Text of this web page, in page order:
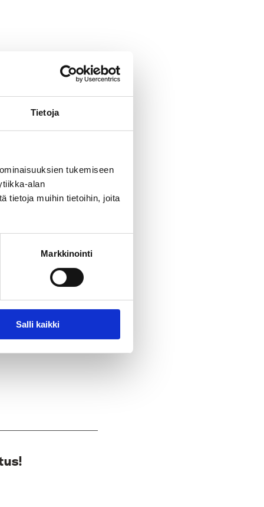
Tietoja
tukemiseen
alan
tietoja muihin tietoihin, joita
Markkinointi
Salli kaikki
ja opitaan